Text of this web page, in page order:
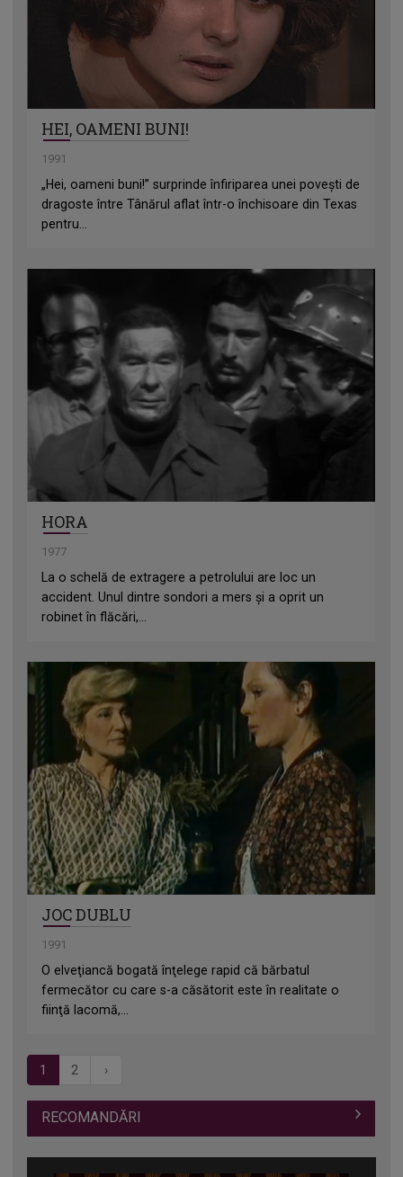
HEI, OAMENI BUNI!
1991
„Hei, oameni buni!” surprinde înfiriparea unei povești de
dragoste între Tânărul aflat într-o închisoare din Texas
pentru...
HORA
1977
La o schelă de extragere a petrolului are loc un
accident. Unul dintre sondori a mers și a oprit un
robinet în flăcări,...
JOC DUBLU
1991
O elveţiancă bogată înţelege rapid că bărbatul
fermecător cu care s-a căsătorit este în realitate o
fiinţă lacomă,...
1 2 ›
RECOMANDĂRI